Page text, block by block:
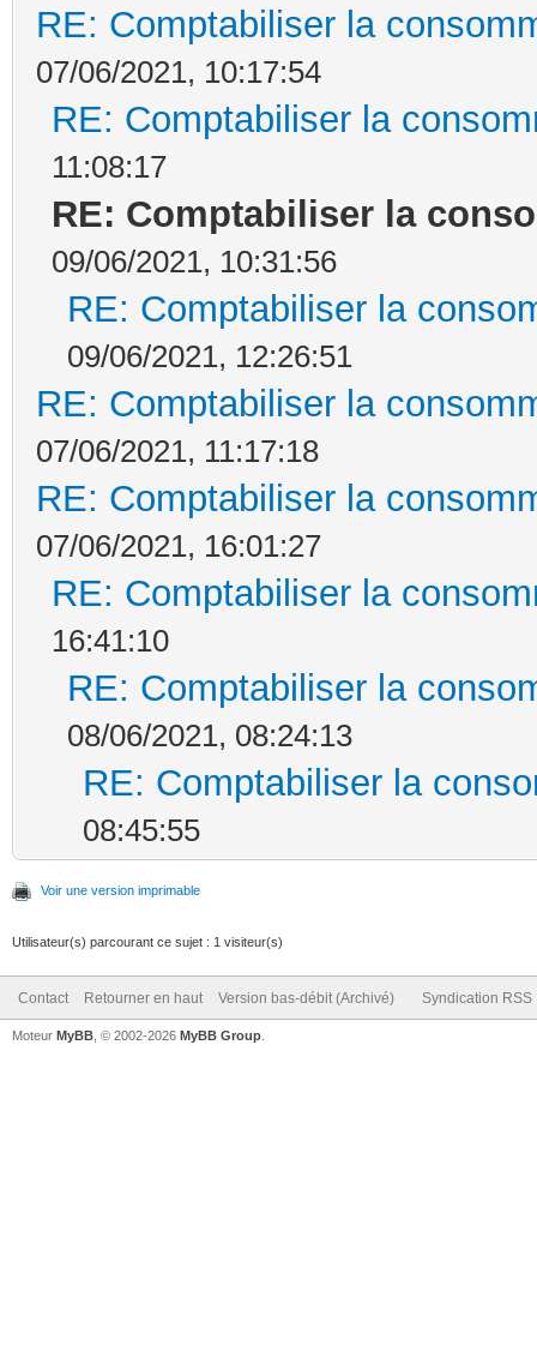
RE: Comptabiliser la
07/06/2021, 10:17:54
RE: Comptabiliser la
11:08:17
RE: Comptabiliser la
09/06/2021, 10:31:56
RE: Comptabiliser la
09/06/2021, 12:26:51
RE: Comptabiliser la
07/06/2021, 11:17:18
RE: Comptabiliser la
07/06/2021, 16:01:27
RE: Comptabiliser la
16:41:10
RE: Comptabiliser la
08/06/2021, 08:24:13
RE: Comptabiliser la
08:45:55
Voir une version imprimable
Utilisateur(s) parcourant ce sujet : 1 visiteur(s)
Contact Retourner en haut Version bas-débit (Archivé) Syndication RSS
Moteur MyBB , © 2002-2026 MyBB Group